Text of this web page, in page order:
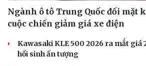
Ngành ô tô Trung Quốc đối mặt
cuộc chiến giảm giá xe điện
Kawasaki KLE 500 2026 ra mắt giá
hồi sinh ấn tượng